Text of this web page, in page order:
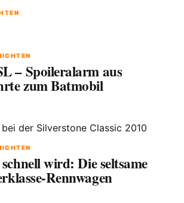
– Spoileralarm aus
zum Batmobil
wird: Die seltsame
Rennwagen